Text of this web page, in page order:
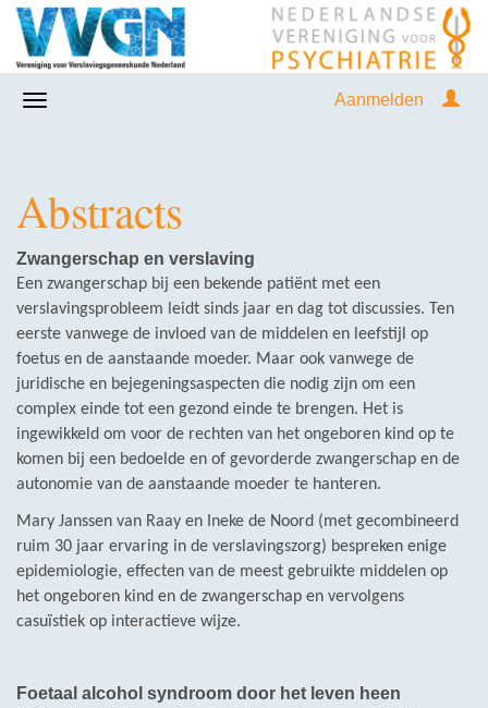
Aanmelden
Abstracts
Zwangerschap en verslaving
Een zwangerschap bij een bekende patiënt met een
verslavingsprobleem leidt sinds jaar en dag tot discussies. Ten
eerste vanwege de invloed van de middelen en leefstijl op
foetus en de aanstaande moeder. Maar ook vanwege de
juridische en bejegeningsaspecten die nodig zijn om een
complex einde tot een gezond einde te brengen. Het is
ingewikkeld om voor de rechten van het ongeboren kind op te
komen bij een bedoelde en of gevorderde zwangerschap en de
autonomie van de aanstaande moeder te hanteren.
Mary Janssen van Raay en Ineke de Noord (met gecombineerd
ruim 30 jaar ervaring in de verslavingszorg) bespreken enige
epidemiologie, effecten van de meest gebruikte middelen op
het ongeboren kind en de zwangerschap en vervolgens
casuïstiek op interactieve wijze.
Foetaal alcohol syndroom door het leven heen